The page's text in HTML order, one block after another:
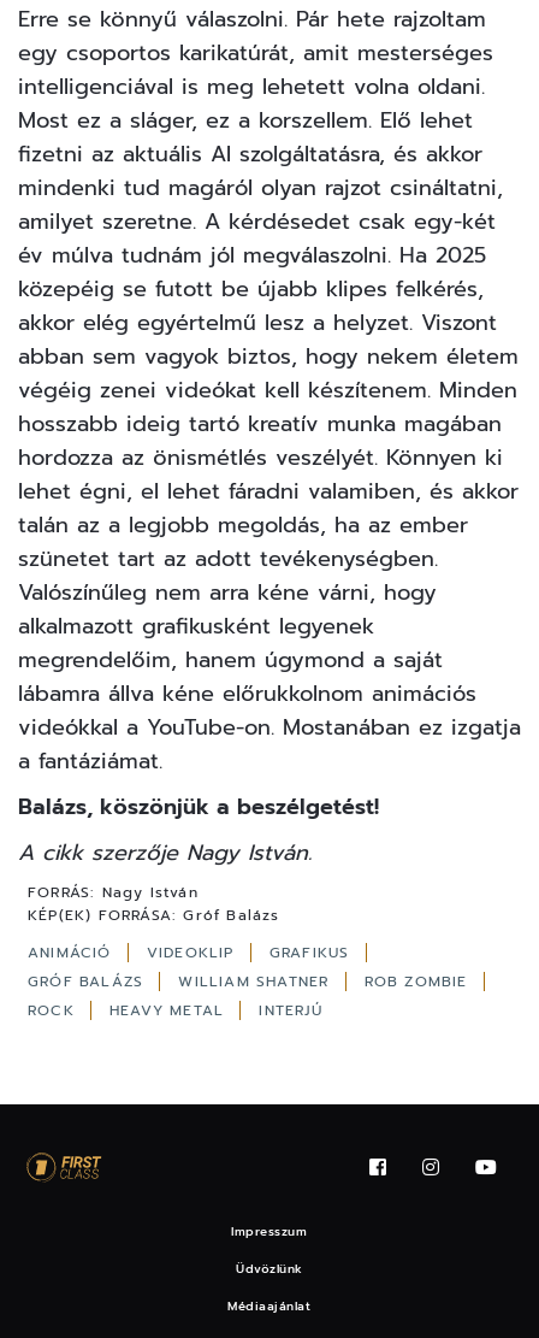
Erre se könnyű válaszolni. Pár hete rajzoltam
egy csoportos karikatúrát, amit mesterséges
intelligenciával is meg lehetett volna oldani.
Most ez a sláger, ez a korszellem. Elő lehet
fizetni az aktuális AI szolgáltatásra, és akkor
mindenki tud magáról olyan rajzot csináltatni,
amilyet szeretne. A kérdésedet csak egy-két
év múlva tudnám jól megválaszolni. Ha 2025
közepéig se futott be újabb klipes felkérés,
akkor elég egyértelmű lesz a helyzet. Viszont
abban sem vagyok biztos, hogy nekem életem
végéig zenei videókat kell készítenem. Minden
hosszabb ideig tartó kreatív munka magában
hordozza az önismétlés veszélyét. Könnyen ki
lehet égni, el lehet fáradni valamiben, és akkor
talán az a legjobb megoldás, ha az ember
szünetet tart az adott tevékenységben.
Valószínűleg nem arra kéne várni, hogy
alkalmazott grafikusként legyenek
megrendelőim, hanem úgymond a saját
lábamra állva kéne előrukkolnom animációs
videókkal a YouTube-on. Mostanában ez izgatja
a fantáziámat.
Balázs, köszönjük a beszélgetést!
A cikk szerzője Nagy István.
FORRÁS: Nagy István
KÉP(EK) FORRÁSA: Gróf Balázs
ANIMÁCIÓ
VIDEOKLIP
GRAFIKUS
GRÓF BALÁZS
WILLIAM SHATNER
ROB ZOMBIE
ROCK
HEAVY METAL INTERJÚ
Impresszum
Üdvözlünk
Médiaajánlat